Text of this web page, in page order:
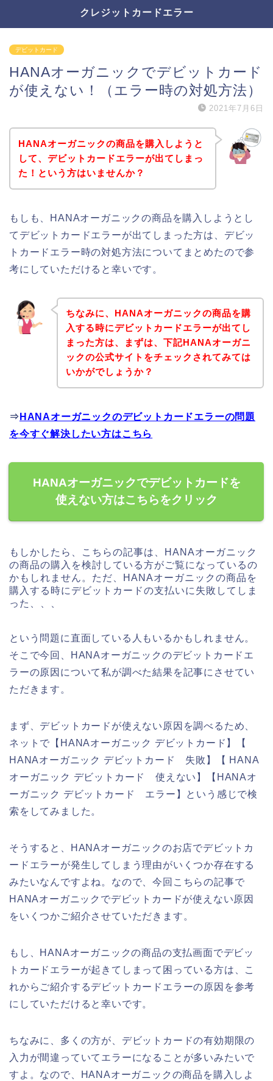
クレジットカードエラー
デビットカード
HANAオーガニックでデビットカード
が使えない！（エラー時の対処方法）
2021年7月6日
HANAオーガニックの商品を購入しようと
して、デビットカードエラーが出てしまっ
た！という方はいませんか？
もしも、HANAオーガニックの商品を購入しようとし
てデビットカードエラーが出てしまった方は、デビッ
トカードエラー時の対処方法についてまとめたので参
考にしていただけると幸いです。
ちなみに、HANAオーガニックの商品を購
入する時にデビットカードエラーが出てし
まった方は、まずは、下記HANAオーガニ
ックの公式サイトをチェックされてみては
いかがでしょうか？
⇒ HANAオーガニックのデビットカードエラーの問題
を今すぐ解決したい方はこちら
HANAオーガニックでデビットカードを
使えない方はこちらをクリック
もしかしたら、こちらの記事は、HANAオーガニック
の商品の購入を検討している方がご覧になっているの
かもしれません。ただ、HANAオーガニックの商品を
購入する時にデビットカードの支払いに失敗してしま
った、、、
という問題に直面している人もいるかもしれません。
そこで今回、HANAオーガニックのデビットカードエ
ラーの原因について私が調べた結果を記事にさせてい
ただきます。
まず、デビットカードが使えない原因を調べるため、
ネットで【HANAオーガニック デビットカード】【
HANAオーガニック デビットカード 失敗】【 HANA
オーガニック デビットカード 使えない】【HANAオ
ーガニック デビットカード エラー】という感じで検
索をしてみました。
そうすると、HANAオーガニックのお店でデビットカ
ードエラーが発生してしまう理由がいくつか存在する
みたいなんですよね。なので、今回こちらの記事で
HANAオーガニックでデビットカードが使えない原因
をいくつかご紹介させていただきます。
もし、HANAオーガニックの商品の支払画面でデビッ
トカードエラーが起きてしまって困っている方は、こ
れからご紹介するデビットカードエラーの原因を参考
にしていただけると幸いです。
ちなみに、多くの方が、デビットカードの有効期限の
入力が間違っていてエラーになることが多いみたいで
すよ。なので、HANAオーガニックの商品を購入しよ